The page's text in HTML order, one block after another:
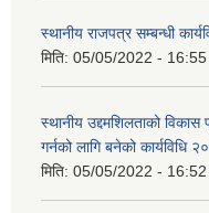
स्थानीय राजपत्र सम्बन्धी
मिति: 05/05/2022 - 16:55
स्थानीय उद्दमशिलताको
गर्नको लागि बनेको कार्यविधि
मिति: 05/05/2022 - 16:52